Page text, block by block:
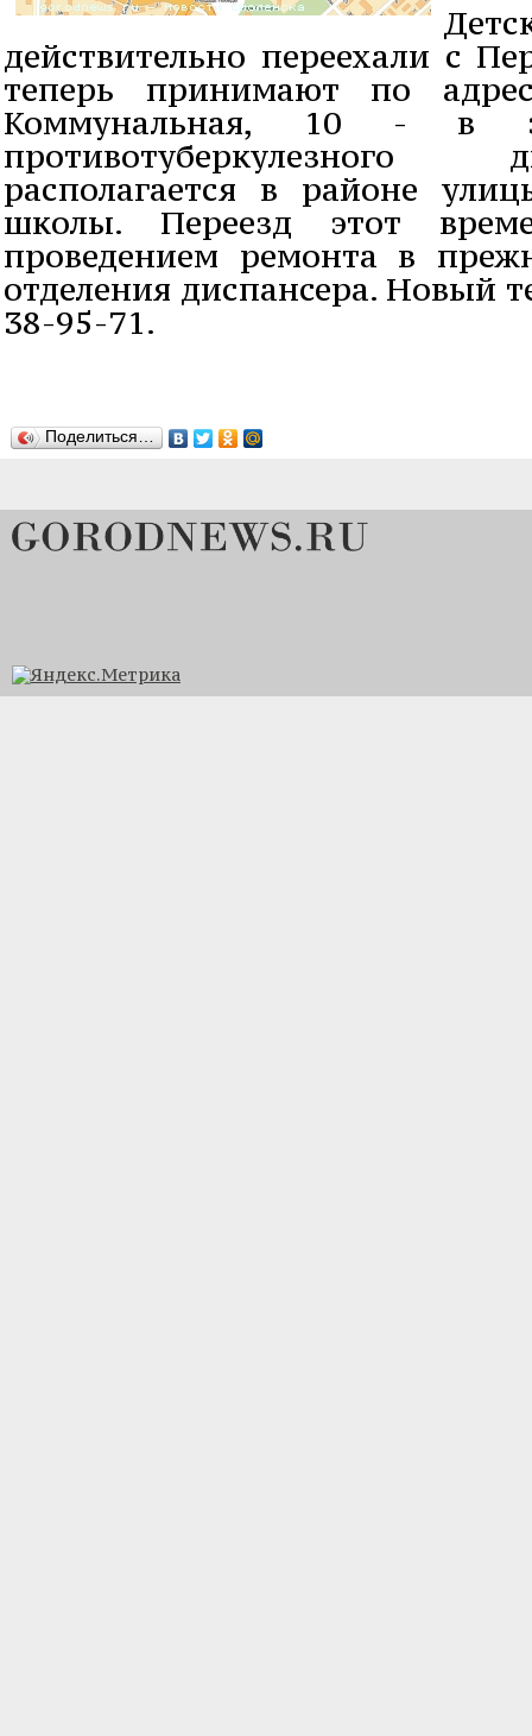
действительно переехали с
теперь принимают по
Коммунальная, 10 - в
располагается в районе
школы. Переезд этот
проведением ремонта в
отделения диспансера. Новый
38-95-71.
Поделиться…